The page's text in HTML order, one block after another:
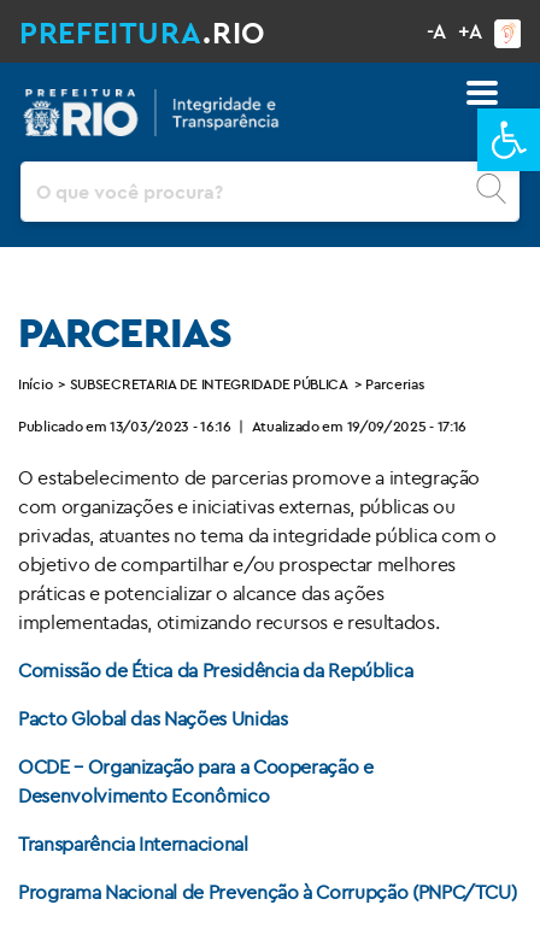
PREFEITURA.RIO -A +A
Pesquisar
PARCERIAS
Início > SUBSECRETARIA DE INTEGRIDADE PÚBLICA > Parcerias
Publicado em 13/03/2023 - 16:16 | Atualizado em 19/09/2025 - 17:16
O estabelecimento de parcerias promove a integração
com organizações e iniciativas externas, públicas ou
privadas, atuantes no tema da integridade pública com o
objetivo de compartilhar e/ou prospectar melhores
práticas e potencializar o alcance das ações
implementadas, otimizando recursos e resultados.
Comissão de Ética da Presidência da República
Pacto Global das Nações Unidas
OCDE – Organização para a Cooperação e
Desenvolvimento Econômico
Transparência Internacional
Programa Nacional de Prevenção à Corrupção (PNPC/TCU)